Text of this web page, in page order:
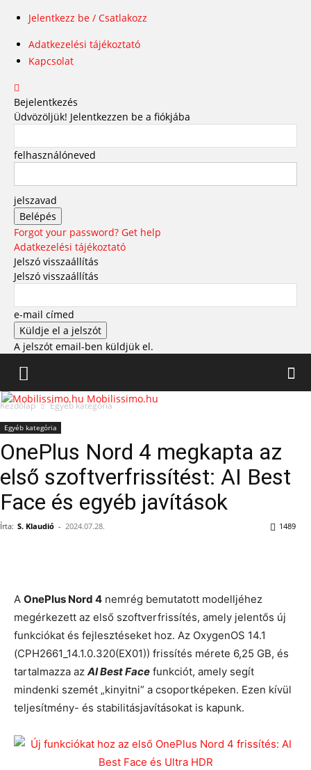
Jelentkezz be / Csatlakozz
Adatkezelési tájékoztató
Kapcsolat
Bejelentkezés
Üdvözöljük! Jelentkezzen be a fiókjába
felhasználóneved
jelszavad
Forgot your password? Get help
Adatkezelési tájékoztató
Jelszó visszaállítás
Jelszó visszaállítás
e-mail címed
A jelszót email-ben küldjük el.
Mobilissimo.hu
Kezdőlap Egyéb kategória
Egyéb kategória
OnePlus Nord 4 megkapta az
első szoftverfrissítést: AI Best
Face és egyéb javítások
Írta: S. Klaudió - 2024.07.28. 1489
A OnePlus Nord 4 nemrég bemutatott modelljéhez
megérkezett az első szoftverfrissítés, amely jelentős új
funkciókat és fejlesztéseket hoz. Az OxygenOS 14.1
(CPH2661_14.1.0.320(EX01)) frissítés mérete 6,25 GB, és
tartalmazza az AI Best Face funkciót, amely segít
mindenki szemét „kinyitni” a csoportképeken. Ezen kívül
teljesítmény- és stabilitásjavításokat is kapunk.